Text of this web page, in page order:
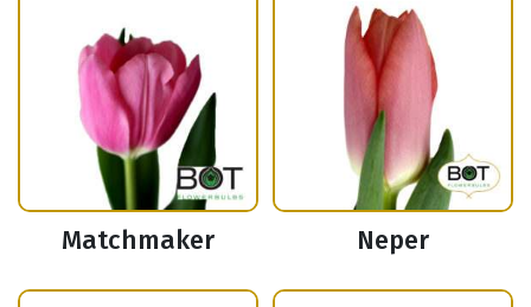
Matchmaker Neper